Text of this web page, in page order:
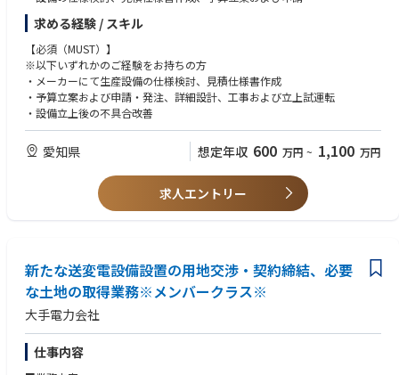
・開発～生産、全てにおいて新たな取組みであることから「現地現物」で
確認・対策しながらより良いモビリティ社会の構築に繋げる。
当該業務では、業務上、米国の輸出規制に関する情報を扱うため、個人ご
とに情報へのアクセス権を管理するなど、情報管理の徹底を図っていま
す。
＜やりがい＞
・100年に一度の大変革と言われる時代の中、従来の枠組みに捉われるこ
となく、多様なバックグラウンドを持つメンバー同士が意見を出し合い進
めています。
く変える可能性を秘めており、その実現は全てにおいて大きな挑戦となり
めるだけでなく、多角的な視点でモノゴトを進める目利き力や企画立案力
の更なる向上も望めます。
＜PR＞
これまでの 陸（クルマ）、海（クルーザー） に続く、空のモビリティの
開発！
航空機開発は相当高いチャレンジですが、Joby社との協業を通じて技術・
・設備の詳細検討、全体工程管理、工事計画立案および立上試運転
・設備の立上後の不具合や課題改善、保全管理業務
入社後は広島拠点のプロジェクトに携わっていただきます。
出張期間：数日～最大1か月程度
※機械メインですが、土建およびユーティリティにも対応可能であること
が望ましいです。
【魅力】
自動車OEM部品加工ラインを立ち上げる機会有り（イメージ通りのキャリ
裁量を持って業務に取り組めます。
2025年から2027年にかけて設備投資に約780億円をかける予定です。
求める経験 / スキル
【必須（MUST）】
※以下いずれかのご経験をお持ちの方
・メーカーにて生産設備の仕様検討、見積仕様書作成
・予算立案および申請・発注、詳細設計、工事および立上試運転
・設備立上後の不具合改善
愛知県 想定年収 600 万円 ~ 1,100 万円
求人エントリー
新たな送変電設備設置の用地交渉・契約締結、必要
な土地の取得業務※メンバークラス※
大手電力会社
仕事内容